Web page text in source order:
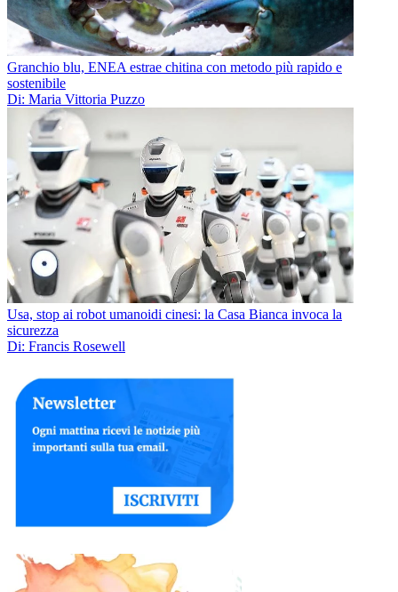
Granchio blu, ENEA estrae chitina con metodo più rapido e
sostenibile
Di: Maria Vittoria Puzzo
Usa, stop ai robot umanoidi cinesi: la Casa Bianca invoca la
sicurezza
Di: Francis Rosewell